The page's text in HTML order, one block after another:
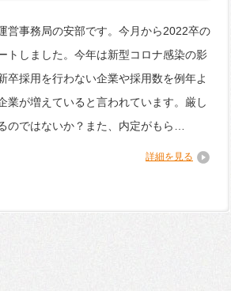
営事務局の安部です。今月から2022卒の
トしました。今年は新型コロナ感染の影
卒採用を行わない企業や採用数を例年よ
業が増えていると言われています。厳し
のではないか？また、内定がもら…
詳細を見る